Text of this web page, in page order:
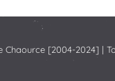
Chaource [2004-2024] |